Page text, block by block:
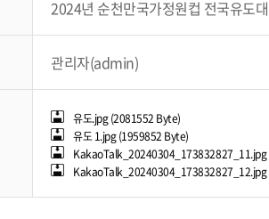
2024년 순천만국가정원컵 전국유도
관리자(admin)
유도.jpg (2081552 Byte)
유도 1.jpg (1959852 Byte)